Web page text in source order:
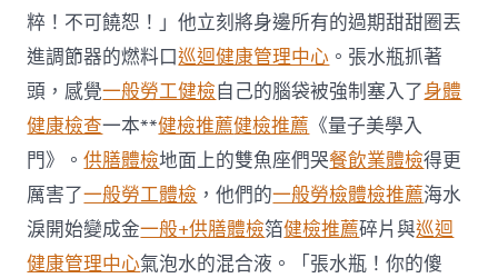
傳
醫
院
供
膳
菲
雅
路
被
捕〉
中
粹！不可饒恕！」他立刻將身邊所有的過期甜甜圈丟
進調節器的燃料口巡迴健康管理中心 。張水瓶抓著
頭，感覺一般勞工健檢自己的腦袋被強制塞入了身體
健康檢查一本**健檢推薦健檢推薦 《量子美學入
門》。供膳體檢地面上的雙魚座們哭餐飲業體檢得更
厲害了一般勞工體檢 ，他們的一般勞檢體檢推薦海水
淚開始變成金一般+供膳體檢箔健檢推薦碎片與巡迴
健康管理中心氣泡水的混合液。「張水瓶！你的傻